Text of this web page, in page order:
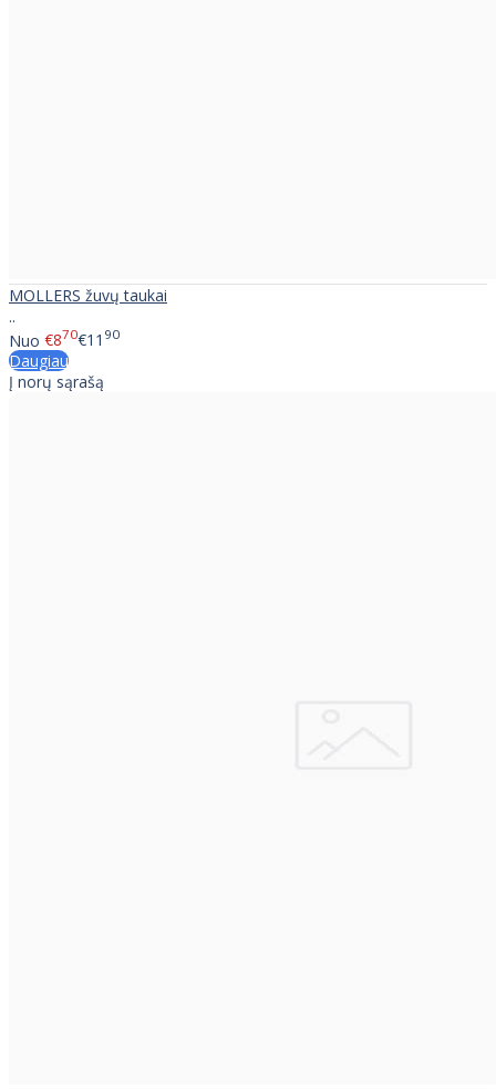
MOLLERS žuvų taukai
..
Nuo €870€11 90
Daugiau
Į norų sąrašą